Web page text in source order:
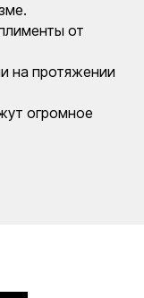
от
на протяжении
огромное